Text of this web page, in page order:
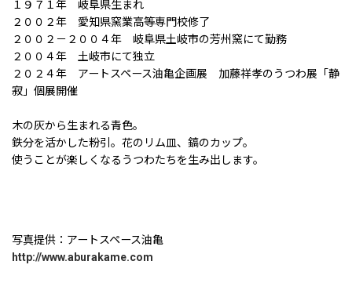
１９７１年 岐阜県生まれ
２００２年 愛知県窯業高等専門校修了
２００２－２００４年 岐阜県土岐市の芳州窯にて勤務
２００４年 土岐市にて独立
２０２４年 アートスペース油亀企画展 加藤祥孝のうつわ展「静
寂」個展開催
木の灰から生まれる青色。
鉄分を活かした粉引。花のリム皿、鎬のカップ。
使うことが楽しくなるうつわたちを生み出します。
写真提供：アートスペース油亀
http://www.aburakame.com